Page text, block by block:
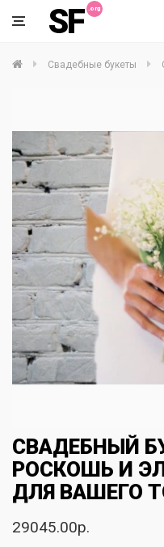
SF
Свадебные букеты
СВАДЕБНЫЙ
РОСКОШЬ И
ДЛЯ ВАШЕГО
29045.00р.